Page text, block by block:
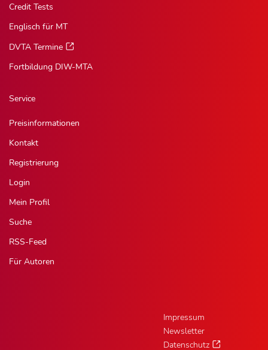
Credit Tests
Englisch für MT
DVTA Termine
Fortbildung DIW-MTA
Service
Preisinformationen
Kontakt
Registrierung
Login
Mein Profil
Suche
RSS-Feed
Für Autoren
Impressum
Newsletter
Datenschutz